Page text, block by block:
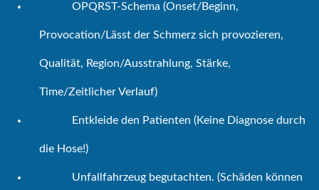
OPQRST-Schema (Onset/Beginn,
Provocation/Lässt der Schmerz sich provozieren,
Qualität, Region/Ausstrahlung, Stärke,
Time/Zeitlicher Verlauf)
Entkleide den Patienten (Keine Diagnose durch
die Hose!)
Unfallfahrzeug begutachten. (Schäden können